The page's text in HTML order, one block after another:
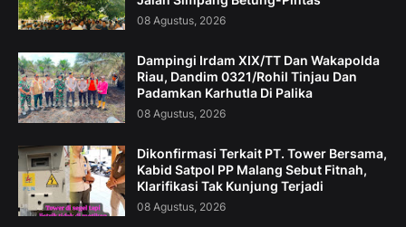
08 Agustus, 2026
Dampingi Irdam XIX/TT Dan Wakapolda
Riau, Dandim 0321/Rohil Tinjau Dan
Padamkan Karhutla Di Palika
08 Agustus, 2026
Dikonfirmasi Terkait PT. Tower Bersama,
Kabid Satpol PP Malang Sebut Fitnah,
Klarifikasi Tak Kunjung Terjadi
08 Agustus, 2026